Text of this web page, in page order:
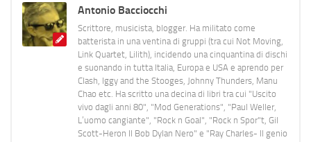
Antonio Bacciocchi
Scrittore, musicista, blogger. Ha militato come
batterista in una ventina di gruppi (tra cui Not Moving,
Link Quartet, Lilith), incidendo una cinquantina di dischi
e suonando in tutta Italia, Europa e USA e aprendo per
Clash, Iggy and the Stooges, Johnny Thunders, Manu
Chao etc. Ha scritto una decina di libri tra cui "Uscito
vivo dagli anni 80", "Mod Generations", "Paul Weller,
L’uomo cangiante", "Rock n Goal", "Rock n Spor"t, Gil
Scott-Heron Il Bob Dylan Nero" e "Ray Charles- Il genio